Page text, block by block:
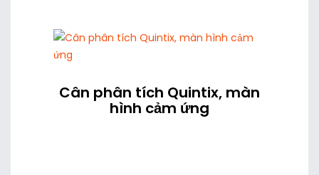
Cân phân tích Quintix, màn
hình cảm ứng